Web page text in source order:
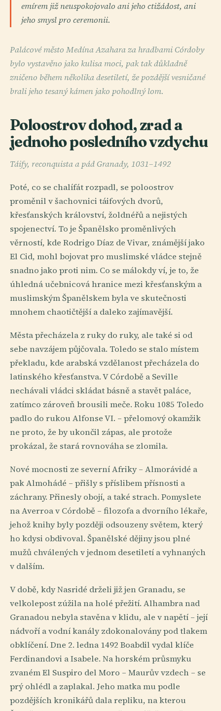
emírem již neuspokojovalo ani jeho ctižádost, ani
jeho smysl pro ceremonii.
Palácové město Medína Azahara za hradbami Córdoby
bylo vystavěno jako kulisa moci, pak tak důkladně
zničeno během několika desetiletí, že pozdější vesničané
brali jeho tesaný kámen jako pohodlný lom.
Poloostrov dohod, zrad a
jednoho posledního vzdychu
Táify, reconquista a pád Granady, 1031–1492
Poté, co se chalífát rozpadl, se poloostrov
proměnil v šachovnici táifových dvorů,
křesťanských království, žoldnéřů a nejistých
spojenectví. To je Španělsko proměnlivých
věrností, kde Rodrigo Díaz de Vivar, známější jako
El Cid, mohl bojovat pro muslimské vládce stejně
snadno jako proti nim. Co se málokdy ví, je to, že
úhledná učebnicová hranice mezi křesťanským a
muslimským Španělskem byla ve skutečnosti
mnohem chaotičtější a daleko zajímavější.
Města přecházela z ruky do ruky, ale také si od
sebe navzájem půjčovala. Toledo se stalo místem
překladu, kde arabská vzdělanost přecházela do
latinského křesťanstva. V Córdobě a Seville
nechávali vládci skládat básně a stavět paláce,
zatímco zároveň brousili meče. Roku 1085 Toledo
padlo do rukou Alfonse VI. – přelomový okamžik
ne proto, že by ukončil zápas, ale protože
prokázal, že stará rovnováha se zlomila.
Nové mocnosti ze severní Afriky – Almorávidé a
pak Almohádé – přišly s příslibem přísnosti a
záchrany. Přinesly obojí, a také strach. Pomyslete
na Averroa v Córdobě – filozofa a dvorního lékaře,
jehož knihy byly později odsouzeny světem, který
ho kdysi obdivoval. Španělské dějiny jsou plné
mužů chválených v jednom desetiletí a vyhnaných
v dalším.
V době, kdy Nasridé drželi již jen Granadu, se
velkolepost zúžila na holé přežití. Alhambra nad
Granadou nebyla stavěna v klidu, ale v napětí – její
nádvoří a vodní kanály zdokonalovány pod tlakem
obklíčení. Dne 2. ledna 1492 Boabdil vydal klíče
Ferdinandovi a Isabele. Na horském průsmyku
zvaném El Suspiro del Moro – Maurův vzdech – se
prý ohlédl a zaplakal. Jeho matka mu podle
pozdějších kronikářů dala repliku, na kterou